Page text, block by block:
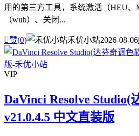
用的第三方工具，系统激活（HEU
（wub）、关闭...
赞(0) 禾优小站2026-08-06
VIP
DaVinci Resolve Studio(
v21.0.4.5 中文直装版